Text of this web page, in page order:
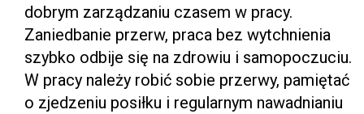
dobrym zarządzaniu czasem w pracy.
Zaniedbanie przerw, praca bez wytchnienia
szybko odbije się na zdrowiu i samopoczuciu.
W pracy należy robić sobie przerwy, pamiętać
o zjedzeniu posiłku i regularnym nawadnianiu